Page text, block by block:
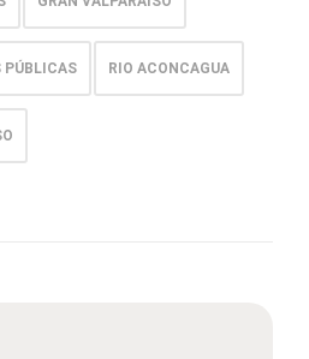
PÚBLICAS RIO ACONCAGUA